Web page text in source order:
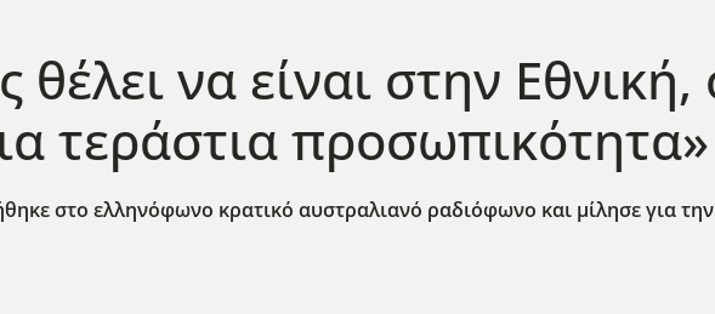
θέλει να είναι στην Εθνική,
τεράστια προσωπικότητα»
στο ελληνόφωνο κρατικό αυστραλιανό ραδιόφωνο και μίλησε για